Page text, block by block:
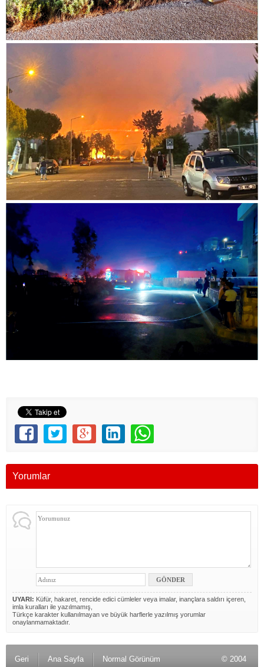
Yorumlar
UYARI: Küfür, hakaret, rencide edici cümleler veya imalar, inançlara saldırı içeren,
imla kuralları ile yazılmamış,
Türkçe karakter kullanılmayan ve büyük harflerle yazılmış yorumlar
onaylanmamaktadır.
Geri Ana Sayfa Normal Görünüm © 2004